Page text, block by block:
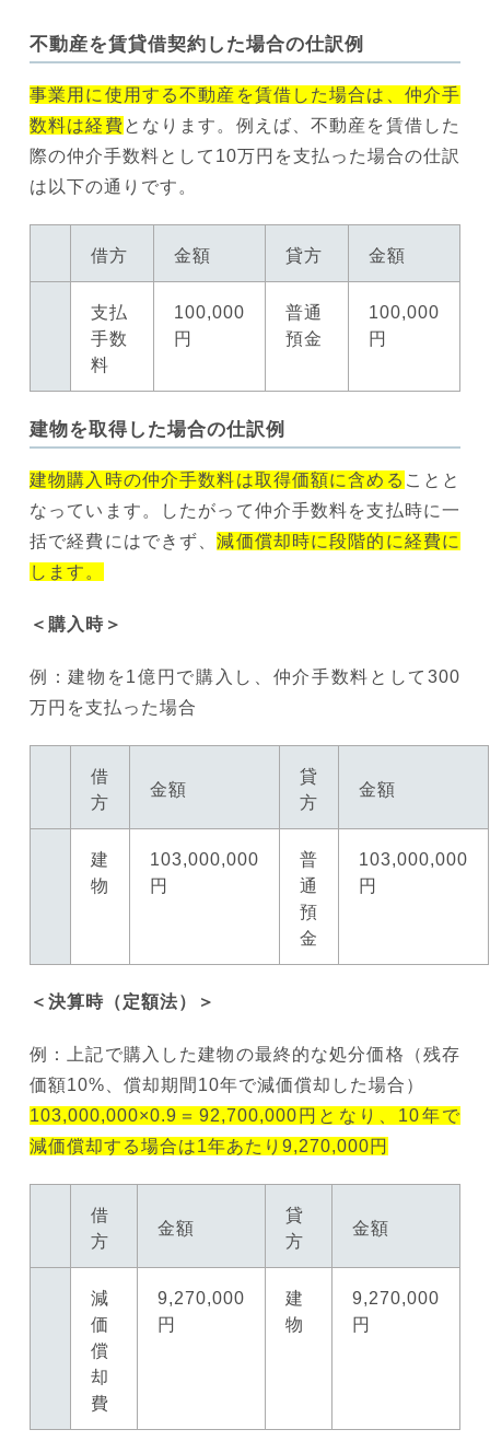
不動産を賃貸借契約した場合の仕訳例
事業用に使用する不動産を賃借した場合は、仲介手
数料は経費となります。例えば、不動産を賃借した
際の仲介手数料として10万円を支払った場合の仕訳
は以下の通りです。
借方 金額 貸方 金額
支払
手数
料
100,000
円
普通
預金
100,000
円
建物を取得した場合の仕訳例
建物購入時の仲介手数料は取得価額に含める ことと
なっています。したがって仲介手数料を支払時に一
括で経費にはできず、減価償却時に段階的に経費に
します。
＜購入時＞
例：建物を1億円で購入し、仲介手数料として300
万円を支払った場合
借
方
金額
貸
方
金額
建
物
103,000,000
円
普
通
預
金
103,000,000
円
＜決算時（定額法）＞
例：上記で購入した建物の最終的な処分価格（残存
価額10%、償却期間10年で減価償却した場合）
103,000,000×0.9＝92,700,000円となり、10年で
減価償却する場合は1年あたり9,270,000円
借
方
金額
貸
方
金額
減
価
償
却
費
9,270,000
円
建
物
9,270,000
円